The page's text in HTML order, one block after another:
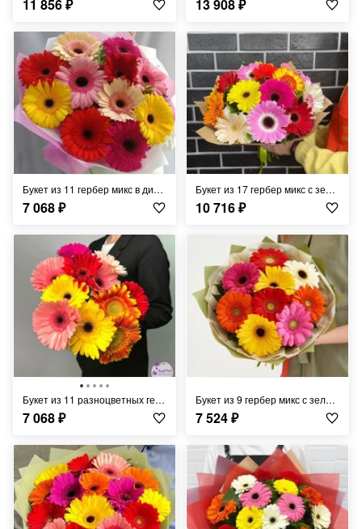
11 856₽ 13 908₽
Букет из 11 гербер микс в дизайнерском оформлении 45 см
7 068₽
Букет из 17 гербер микс с зеленью в крафте 50 см
10 716₽
Букет из 11 разноцветных гербер
7 068₽
Букет из 9 гербер микс с зеленью в дизайнерском оформлении 40 см
7 524₽